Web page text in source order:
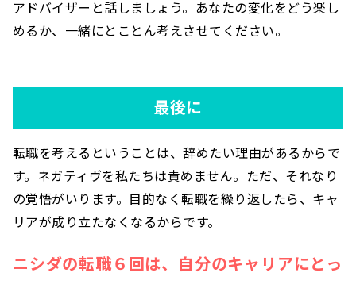
アドバイザーと話しましょう。あなたの変化をどう楽し
めるか、一緒にとことん考えさせてください。
最後に
転職を考えるということは、辞めたい理由があるからで
す。ネガティヴを私たちは責めません。ただ、それなり
の覚悟がいります。目的なく転職を繰り返したら、キャ
リアが成り立たなくなるからです。
ニシダの転職６回は、自分のキャリアにとっ